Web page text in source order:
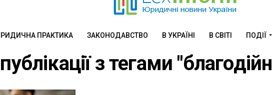
ПРАКТИКА ЗАКОНОДАВСТВО В УКРАЇНІ В СВІТІ ПОДІЇ
з тегами